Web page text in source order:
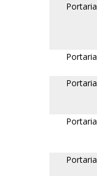
Portaria
Portaria
Portaria
Portaria
Portaria